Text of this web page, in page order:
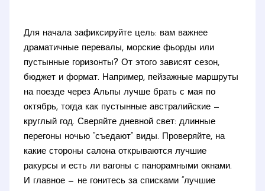
Для начала зафиксируйте цель: вам важнее
драматичные перевалы, морские фьорды или
пустынные горизонты? От этого зависят сезон,
бюджет и формат. Например, пейзажные маршруты
на поезде через Альпы лучше брать с мая по
октябрь, тогда как пустынные австралийские —
круглый год. Сверяйте дневной свет: длинные
перегоны ночью “съедают” виды. Проверяйте, на
какие стороны салона открываются лучшие
ракурсы и есть ли вагоны с панорамными окнами.
И главное — не гонитесь за списками “лучшие